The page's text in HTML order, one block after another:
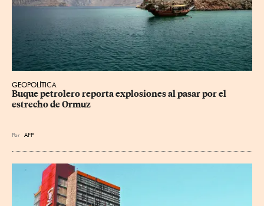
GEOPOLÍTICA
Buque petrolero reporta explosiones al pasar por el
estrecho de Ormuz
Por AFP